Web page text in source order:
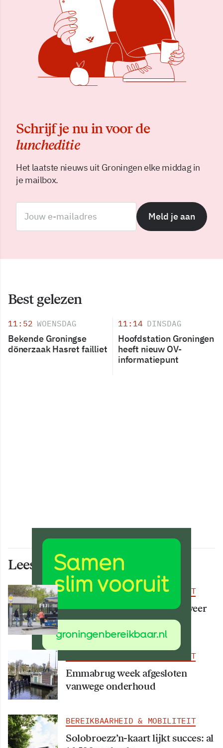
Schrijf je nu in voor de
luncheditie
Het laatste nieuws uit Groningen elke middag in
je mailbox.
Meld je aan
Best gelezen
11:52 WOENSDAG
Bekende Groningse
dönerzaak Hasret failliet
11:14 DINSDAG
Hoofdstation Groningen
heeft nieuw OV-
informatiepunt
Lees ook deze artikelen
BEREIKBAARHEID & MOBILITEIT
Vanaf 15 augustus rijden er weer
meer bussen
BEREIKBAARHEID & MOBILITEIT
Emmabrug week afgesloten
vanwege onderhoud
BEREIKBAARHEID & MOBILITEIT
Solobroezz’n-kaart lijkt succes: al